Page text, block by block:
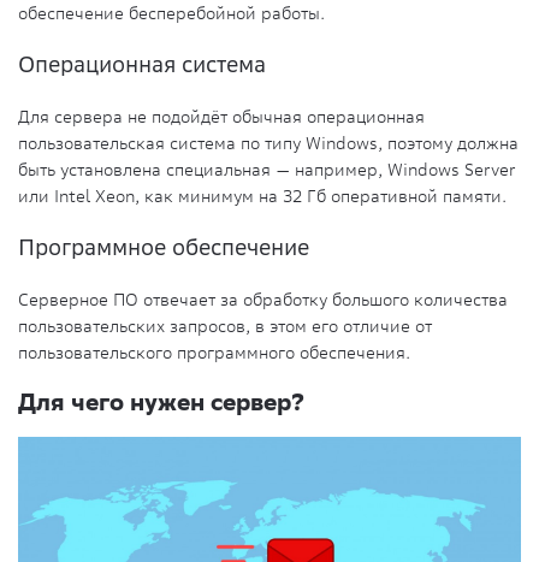
обеспечение бесперебойной работы.
Операционная система
Для сервера не подойдёт обычная операционная
пользовательская система по типу Windows, поэтому должна
быть установлена специальная — например, Windows Server
или Intel Xeon, как минимум на 32 Гб оперативной памяти.
Программное обеспечение
Серверное ПО отвечает за обработку большого количества
пользовательских запросов, в этом его отличие от
пользовательского программного обеспечения.
Для чего нужен сервер?